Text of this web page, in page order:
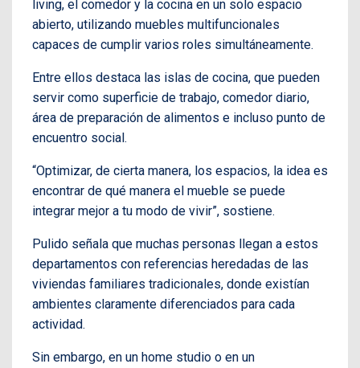
living, el comedor y la cocina en un solo espacio
abierto, utilizando muebles multifuncionales
capaces de cumplir varios roles simultáneamente.
Entre ellos destaca las islas de cocina, que pueden
servir como superficie de trabajo, comedor diario,
área de preparación de alimentos e incluso punto de
encuentro social.
“Optimizar, de cierta manera, los espacios, la idea es
encontrar de qué manera el mueble se puede
integrar mejor a tu modo de vivir”, sostiene.
Pulido señala que muchas personas llegan a estos
departamentos con referencias heredadas de las
viviendas familiares tradicionales, donde existían
ambientes claramente diferenciados para cada
actividad.
Sin embargo, en un home studio o en un